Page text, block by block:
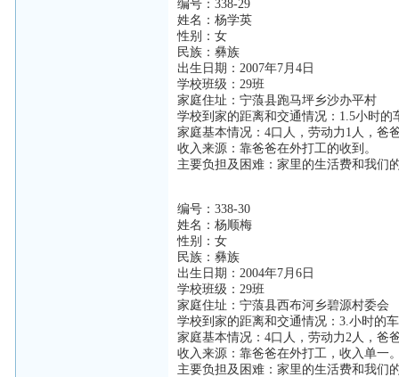
编号：338-29
姓名：杨学英
性别：女
民族：彝族
出生日期：2007年7月4日
学校班级：29班
家庭住址：宁蒗县跑马坪乡沙办平村
学校到家的距离和交通情况：1.5小时的
家庭基本情况：4口人，劳动力1人，爸
收入来源：靠爸爸在外打工的收到。
主要负担及困难：家里的生活费和我们
编号：338-30
姓名：杨顺梅
性别：女
民族：彝族
出生日期：2004年7月6日
学校班级：29班
家庭住址：宁蒗县西布河乡碧源村委会
学校到家的距离和交通情况：3.小时的
家庭基本情况：4口人，劳动力2人，爸
收入来源：靠爸爸在外打工，收入单一
主要负担及困难：家里的生活费和我们